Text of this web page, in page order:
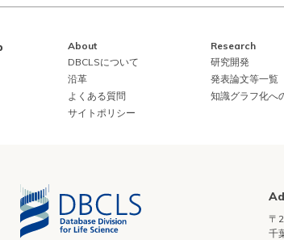
About
DBCLSについて
沿革
よくある質問
サイトポリシー
Research
研究開発
発表論文等一覧
知識グラフ化へ
〒
千